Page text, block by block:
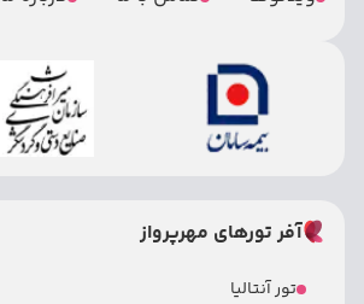
آفر تورهای مهرپرواز
تور آنتالیا